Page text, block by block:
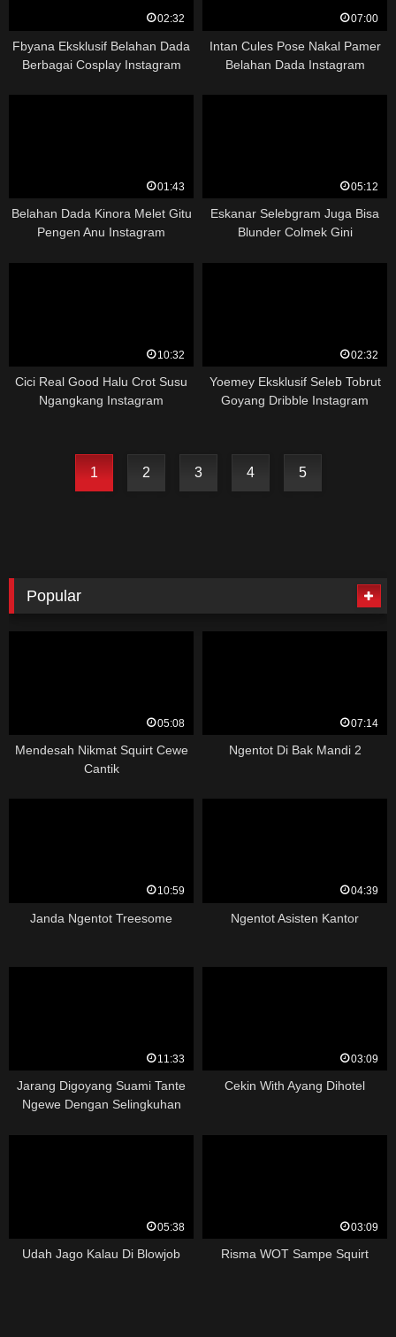
02:32
Fbyana Eksklusif Belahan Dada
Berbagai Cosplay Instagram
07:00
Intan Cules Pose Nakal Pamer
Belahan Dada Instagram
01:43
Belahan Dada Kinora Melet Gitu
Pengen Anu Instagram
05:12
Eskanar Selebgram Juga Bisa
Blunder Colmek Gini
10:32
Cici Real Good Halu Crot Susu
Ngangkang Instagram
02:32
Yoemey Eksklusif Seleb Tobrut
Goyang Dribble Instagram
1 2 3 4 5
Popular
05:08
Mendesah Nikmat Squirt Cewe
Cantik
07:14
Ngentot Di Bak Mandi 2
10:59
Janda Ngentot Treesome
04:39
Ngentot Asisten Kantor
11:33
Jarang Digoyang Suami Tante
Ngewe Dengan Selingkuhan
03:09
Cekin With Ayang Dihotel
05:38
Udah Jago Kalau Di Blowjob
03:09
Risma WOT Sampe Squirt